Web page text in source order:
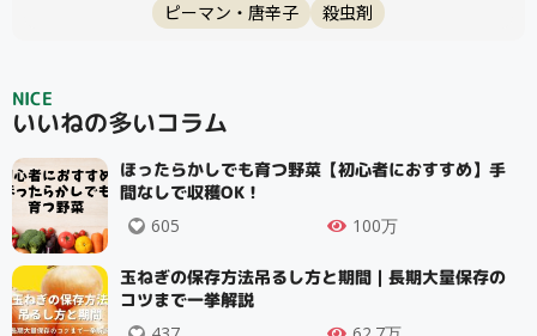
ピーマン・唐辛子 殺虫剤
NICE
いいねの多いコラム
ほったらかしでも育つ野菜【初心者におすすめ】手
間なしで収穫OK！
605 100万
玉ねぎの保存方法吊るし方と期間｜長期大量保存の
コツまで一挙解説